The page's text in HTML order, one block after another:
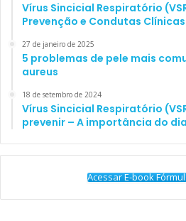
Vírus Sincicial Respiratório
Prevenção e Condutas Clínicas
27 de janeiro de 2025
5 problemas de pele mais
aureus
18 de setembro de 2024
Vírus Sincicial Respiratório
prevenir – A importância do
Acessar E-book